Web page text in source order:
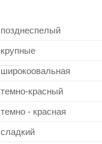
позднеспелый
крупные
широкоовальная
темно-красный
темно - красная
сладкий